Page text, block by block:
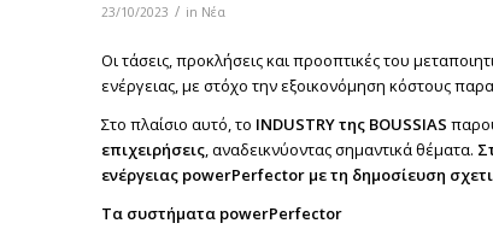
23/10/2023 / in Νέα
Οι τάσεις, προκλήσεις και προοπτικές του
ενέργειας, με στόχο την εξοικονόμηση κόστους
Στο πλαίσιο αυτό, το INDUSTRY της BOUSSIAS
επιχειρήσεις, αναδεικνύοντας σημαντικά θέματα.
ενέργειας powerPerfector με τη δημοσίευση
Τα συστήματα powerPerfector